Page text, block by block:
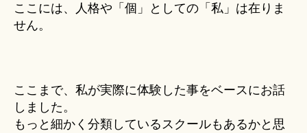
ここには、人格や「個」としての「私」は在りま
せん。
ここまで、私が実際に体験した事をベースにお話
しました。
もっと細かく分類しているスクールもあるかと思